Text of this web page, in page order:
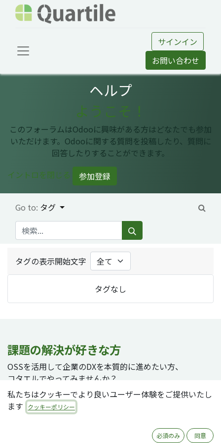
サインイン
お問い合わせ
ヘルプ
ようこそ！
このフォーラムはOdooに興味がある方はどなたでも参加
いただけます。Odooに関する質問を投稿したり、質問に
回答したりすることができます。
イントロを閉じる
参加登録
Go to: タグ
タグの表示開始文字
タグなし
課題の解決が好きな方
OSSを活用して企業のDXを本質的に進めたい方、
コタエルでやってみませんか？
私たちはクッキーでより良いユーザー体験をご提供いたし
ます
クッキーポリシー
必須のみ 同意